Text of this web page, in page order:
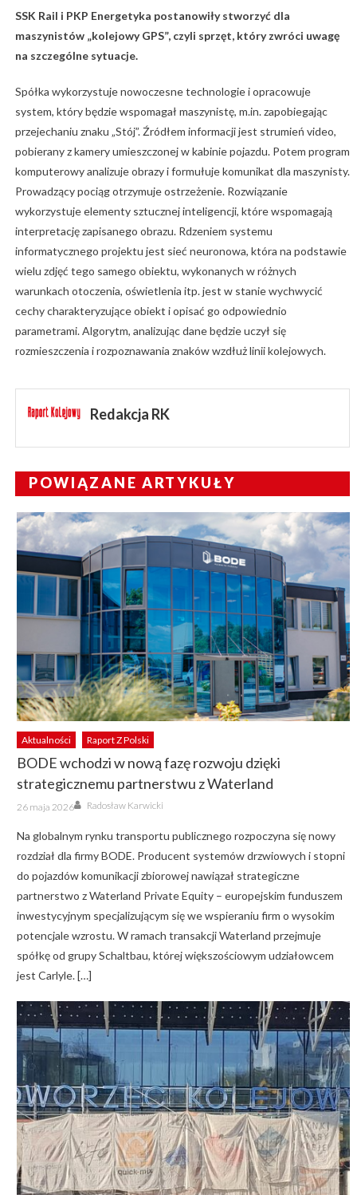
SSK Rail i PKP Energetyka postanowiły stworzyć dla
maszynistów „kolejowy GPS”, czyli sprzęt, który zwróci uwagę
na szczególne sytuacje.
Spółka wykorzystuje nowoczesne technologie i opracowuje
system, który będzie wspomagał maszynistę, m.in. zapobiegając
przejechaniu znaku „Stój”. Źródłem informacji jest strumień video,
pobierany z kamery umieszczonej w kabinie pojazdu. Potem program
komputerowy analizuje obrazy i formułuje komunikat dla maszynisty.
Prowadzący pociąg otrzymuje ostrzeżenie. Rozwiązanie
wykorzystuje elementy sztucznej inteligencji, które wspomagają
interpretację zapisanego obrazu. Rdzeniem systemu
informatycznego projektu jest sieć neuronowa, która na podstawie
wielu zdjęć tego samego obiektu, wykonanych w różnych
warunkach otoczenia, oświetlenia itp. jest w stanie wychwycić
cechy charakteryzujące obiekt i opisać go odpowiednio
parametrami. Algorytm, analizując dane będzie uczył się
rozmieszczenia i rozpoznawania znaków wzdłuż linii kolejowych.
Redakcja RK
POWIĄZANE ARTYKUŁY
Aktualności Raport Z Polski
BODE wchodzi w nową fazę rozwoju dzięki
strategicznemu partnerstwu z Waterland
Posted
on
26 maja 2026 Author
Radosław Karwicki
Na globalnym rynku transportu publicznego rozpoczyna się nowy
rozdział dla firmy BODE. Producent systemów drzwiowych i stopni
do pojazdów komunikacji zbiorowej nawiązał strategiczne
partnerstwo z Waterland Private Equity – europejskim funduszem
inwestycyjnym specjalizującym się we wspieraniu firm o wysokim
potencjale wzrostu. W ramach transakcji Waterland przejmuje
spółkę od grupy Schaltbau, której większościowym udziałowcem
jest Carlyle. […]